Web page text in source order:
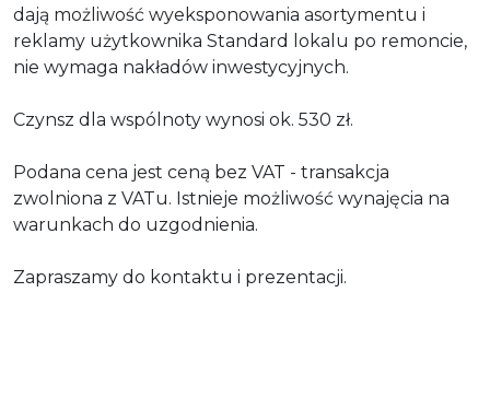
dają możliwość wyeksponowania asortymentu i
reklamy użytkownika Standard lokalu po remoncie,
nie wymaga nakładów inwestycyjnych.
Czynsz dla wspólnoty wynosi ok. 530 zł.
Podana cena jest ceną bez VAT - transakcja
zwolniona z VATu. Istnieje możliwość wynajęcia na
warunkach do uzgodnienia.
Zapraszamy do kontaktu i prezentacji.